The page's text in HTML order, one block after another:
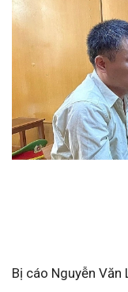
Bị cáo Nguyễn Văn